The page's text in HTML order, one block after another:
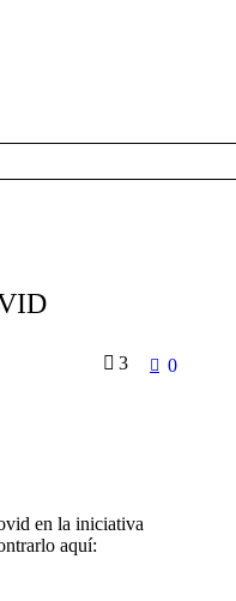
3 0
en la iniciativa
aquí: